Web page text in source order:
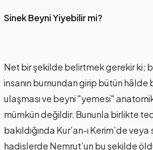
Sinek Beyni Yiyebilir mi?
Net bir şekilde belirtmek gerekir ki;
insanın burnundan girip bütün hâlde
ulaşması ve beyni "yemesi"
mümkün değildir. Bununla birlikte
bakıldığında Kur’an-ı Kerim’de veya
hadislerde Nemrut’un bu şekilde